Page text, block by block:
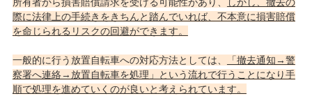
所有者から損害賠償請求を受ける可能性があり、
しかし、撤去の
際に法律上の手続きをきちんと踏んでいれば、不本意に損害賠償
を命じられるリスクの回避ができます。
一般的に行う放置自転車への対応方法としては、
「撤去通知→警
察署へ連絡→放置自転車を処理」という流れで行うことになり手
順で処理を進めていくのが良いと考えられています。